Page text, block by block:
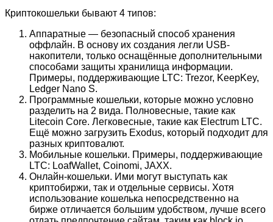
Криптокошельки бывают 4 типов:
Аппаратные — безопасный способ хранения
оффлайн. В основу их создания легли USB-
накопители, только оснащённые дополнительными
способами защиты хранилища информации.
Примеры, поддерживающие LTC: Trezor, KeepKey,
Ledger Nano S.
Программные кошельки, которые можно условно
разделить на 2 вида. Полновесные, такие как
Litecoin Core. Легковесные, такие как Electrum LTC.
Ещё можно загрузить Exodus, который подходит для
разных криптовалют.
Мобильные кошельки. Примеры, поддерживающие
LTC: LoafWallet, Coinomi, JAXX.
Онлайн-кошельки. Ими могут выступать как
криптобиржи, так и отдельные сервисы. Хотя
использование кошелька непосредственно на
бирже отличается большим удобством, лучше всего